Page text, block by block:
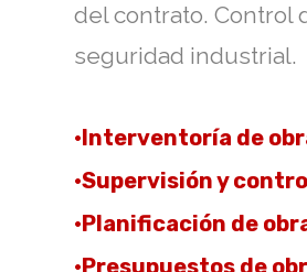
del contrato. Control
seguridad industrial.
•Interventoría de
•Supervisión y
•Planificación de
•Presupuestos de